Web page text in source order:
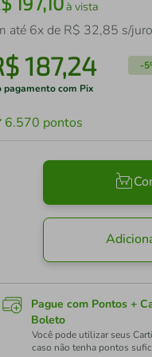
à vista
até 6x de R$ 32,85 s/
187,24 -
pagamento com Pix
6.570 pontos
Pague com Pontos +
Boleto
Você pode utilizar seus
caso não tenha pontos